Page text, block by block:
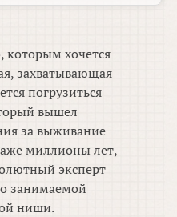
хочется
захватывающая
погрузиться
вышел
за выживание
миллионы лет,
эксперт
занимаемой
ниши.